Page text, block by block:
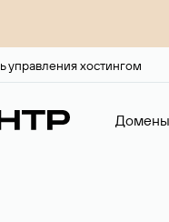
управления хостингом
Домены